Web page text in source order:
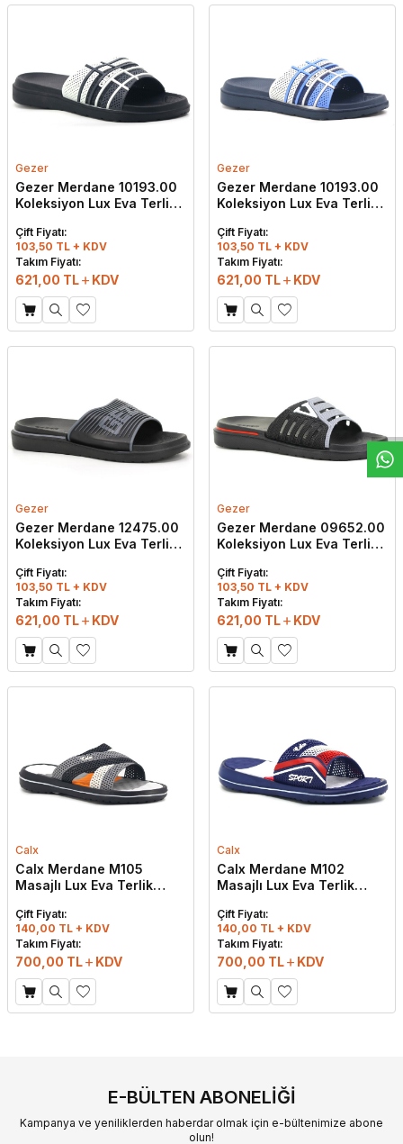
Gezer
Gezer Merdane 10193.00
Koleksiyon Lux Eva Terlik
Çift Fiyatı:
103,50 TL + KDV
Takım Fiyatı:
621,00 TL KDV
Gezer
Gezer Merdane 10193.00
Koleksiyon Lux Eva Terlik
Çift Fiyatı:
103,50 TL + KDV
Takım Fiyatı:
621,00 TL KDV
Gezer
Gezer Merdane 12475.00
Koleksiyon Lux Eva Terlik
Çift Fiyatı:
103,50 TL + KDV
Takım Fiyatı:
621,00 TL KDV
Gezer
Gezer Merdane 09652.00
Koleksiyon Lux Eva Terlik
Çift Fiyatı:
103,50 TL + KDV
Takım Fiyatı:
621,00 TL KDV
Calx
Calx Merdane M105
Masajlı Lux Eva Terlik
Çift Fiyatı:
140,00 TL + KDV
Takım Fiyatı:
700,00 TL KDV
Calx
Calx Merdane M102
Masajlı Lux Eva Terlik
Çift Fiyatı:
140,00 TL + KDV
Takım Fiyatı:
700,00 TL KDV
E-BÜLTEN ABONELIĞI
Kampanya ve yeniliklerden haberdar olmak için e-bültenimize abone
olun!